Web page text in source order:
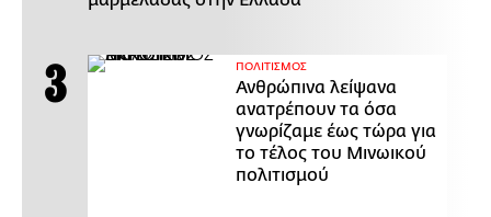
ΠΟΛΙΤΙΣΜΟΣ
Ανθρώπινα λείψανα
ανατρέπουν τα όσα
γνωρίζαμε έως τώρα για
το τέλος του Μινωικού
πολιτισμού